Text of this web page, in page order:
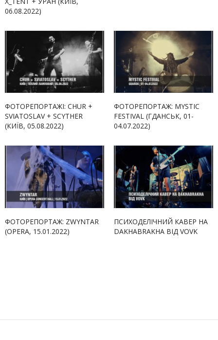
06.08.2022)
ФОТОРЕПОРТАЖІ: CHUR +
SVIATOSLAV + SCYTHER
(КИЇВ, 05.08.2022)
ФОТОРЕПОРТАЖ: MYSTIC
FESTIVAL (ГДАНСЬК, 01-
04.07.2022)
ФОТОРЕПОРТАЖ: ZWYNTAR
(OPERA, 15.01.2022)
ПСИХОДЕЛІЧНИЙ КАВЕР НА
DAKHABRAKHA ВІД VOVK